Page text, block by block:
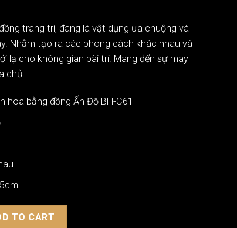
trang trí, đang là vật dụng ưa chuộng và
Nhằm tạo ra các phong cách khác nhau và
lạ cho không gian bài trí. Mang đến sự may
chủ.
hoa bằng đồng Ấn Độ BH-C61
Độ Hút Tài Lộc BH-C61 quantity
TO CART